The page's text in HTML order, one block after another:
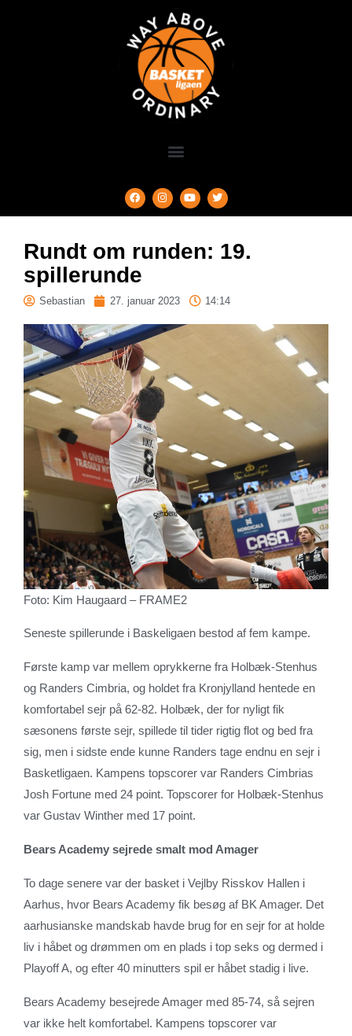
Rundt om runden: 19.
spillerunde
Sebastian 27. januar 2023 14:14
Foto: Kim Haugaard – FRAME2
Seneste spillerunde i Baskeligaen bestod af fem kampe.
Første kamp var mellem oprykkerne fra Holbæk-Stenhus
og Randers Cimbria, og holdet fra Kronjylland hentede en
komfortabel sejr på 62-82. Holbæk, der for nyligt fik
sæsonens første sejr, spillede til tider rigtig flot og bed fra
sig, men i sidste ende kunne Randers tage endnu en sejr i
Basketligaen. Kampens topscorer var Randers Cimbrias
Josh Fortune med 24 point. Topscorer for Holbæk-Stenhus
var Gustav Winther med 17 point.
Bears Academy sejrede smalt mod Amager
To dage senere var der basket i Vejlby Risskov Hallen i
Aarhus, hvor Bears Academy fik besøg af BK Amager. Det
aarhusianske mandskab havde brug for en sejr for at holde
liv i håbet og drømmen om en plads i top seks og dermed i
Playoff A, og efter 40 minutters spil er håbet stadig i live.
Bears Academy besejrede Amager med 85-74, så sejren
var ikke helt komfortabel. Kampens topscorer var